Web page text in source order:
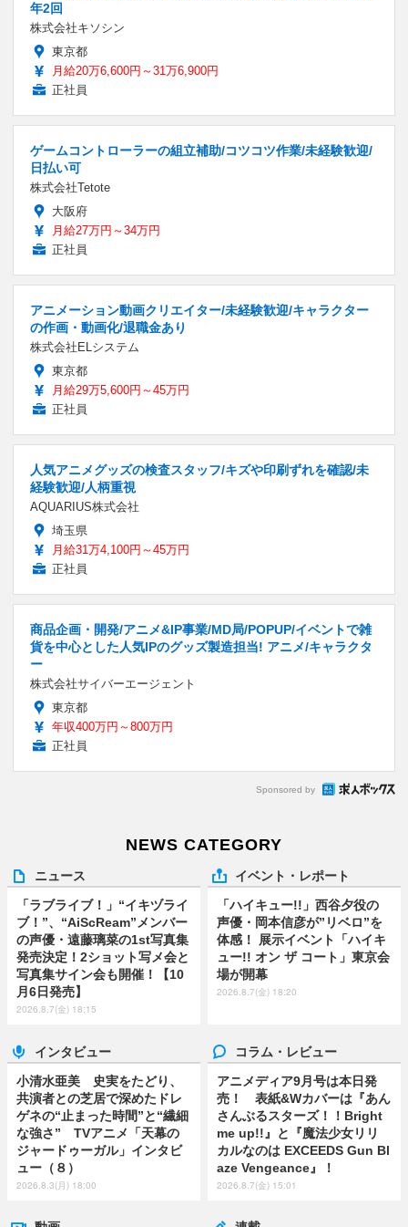
年2回
株式会社キソシン
東京都
月給20万6,600円～31万6,900円
正社員
ゲームコントローラーの組立補助/コツコツ作業/未経験歓迎/
日払い可
株式会社Tetote
大阪府
月給27万円～34万円
正社員
アニメーション動画クリエイター/未経験歓迎/キャラクター
の作画・動画化/退職金あり
株式会社ELシステム
東京都
月給29万5,600円～45万円
正社員
人気アニメグッズの検査スタッフ/キズや印刷ずれを確認/未
経験歓迎/人柄重視
AQUARIUS株式会社
埼玉県
月給31万4,100円～45万円
正社員
商品企画・開発/アニメ&IP事業/MD局/POPUP/イベントで雑
貨を中心とした人気IPのグッズ製造担当! アニメ/キャラクタ
ー
株式会社サイバーエージェント
東京都
年収400万円～800万円
正社員
Sponsored by
NEWS CATEGORY
ニュース
「ラブライブ！」“イキヅライ
ブ！”、“AiScReam”メンバー
の声優・遠藤璃菜の1st写真集
発売決定！2ショット写メ会と
写真集サイン会も開催！【10
月6日発売】
2026.8.7(金) 18:15
イベント・レポート
「ハイキュー!!」西谷夕役の
声優・岡本信彦が”リベロ”を
体感！ 展示イベント「ハイキ
ュー!! オン ザ コート」東京会
場が開幕
2026.8.7(金) 18:20
インタビュー
小清水亜美 史実をたどり、
共演者との芝居で深めたドレ
ゲネの“止まった時間”と“繊細
な強さ” TVアニメ「天幕の
ジャードゥーガル」インタビ
ュー（８）
2026.8.3(月) 18:00
コラム・レビュー
アニメディア9月号は本日発
売！ 表紙&Wカバーは『あん
さんぶるスターズ！！Bright
me up!!』と『魔法少女リリ
カルなのは EXCEEDS Gun Bl
aze Vengeance』！
2026.8.7(金) 15:01